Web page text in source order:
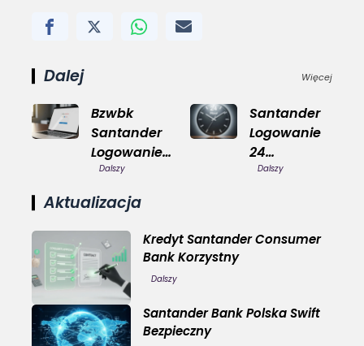
Dalej Więcej
Bzwbk
Santander
Logowanie
Wygodne
Dalszy
Santander
Logowanie
24
Bezpieczne
Dalszy
Aktualizacja
Kredyt Santander Consumer
Bank Korzystny
Dalszy
Santander Bank Polska Swift
Bezpieczny